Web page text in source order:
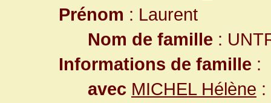
Prénom : Laurent
Nom de famille :
Informations de famille :
avec MICHEL Hélène :